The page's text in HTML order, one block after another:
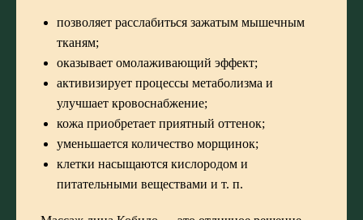
позволяет расслабиться зажатым мышечным
тканям;
оказывает омолаживающий эффект;
активизирует процессы метаболизма и
улучшает кровоснабжение;
кожа приобретает приятный оттенок;
уменьшается количество морщинок;
клетки насыщаются кислородом и
питательными веществами и т. п.